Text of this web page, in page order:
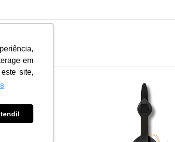
em
site,